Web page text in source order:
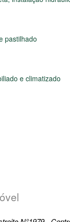
pastilhado
e climatizado